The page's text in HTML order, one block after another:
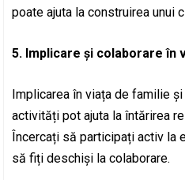
poate ajuta la construirea unui
5. Implicare și colaborare în
Implicarea în viața de familie
activități pot ajuta la întărirea
Încercați să participați activ la
să fiți deschiși la colaborare.